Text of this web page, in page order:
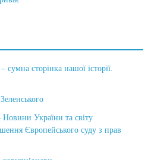
сумна сторінка нашої історії.
України та світу
Європейського суду з прав